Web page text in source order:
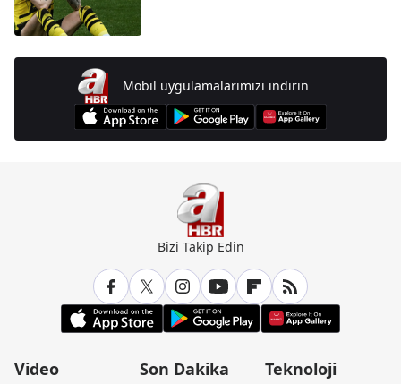
Mobil uygulamalarımızı indirin
Bizi Takip Edin
Video
Son Dakika
Teknoloji